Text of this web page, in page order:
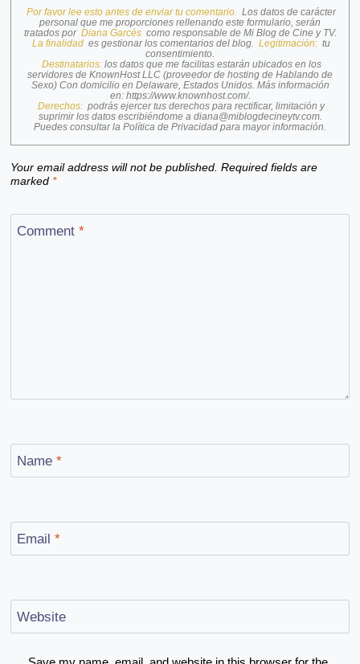
Por favor lee esto antes de enviar tu comentario. Los datos de carácter
personal que me proporciones rellenando este formulario, serán
tratados por Diana Garcés como responsable de Mi Blog de Cine y TV.
La finalidad es gestionar los comentarios del blog. Legitimación: tu
consentimiento.
Destinatarios: los datos que me facilitas estarán ubicados en los
servidores de KnownHost LLC (proveedor de hosting de Hablando de
Sexo) Con domicilio en Delaware, Estados Unidos. Más información
en: https://www.knownhost.com/.
Derechos: podrás ejercer tus derechos para rectificar, limitación y
suprimir los datos escribiéndome a diana@miblogdecineytv.com.
Puedes consultar la Política de Privacidad para mayor información.
Your email address will not be published. Required fields are
marked *
Comment*
Name*
Email*
Website